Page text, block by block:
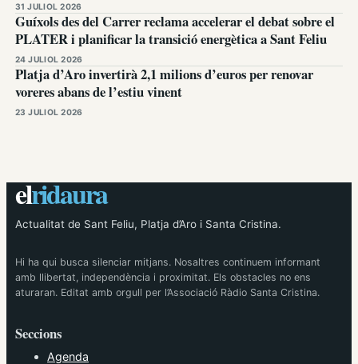
31 JULIOL 2026
Guíxols des del Carrer reclama accelerar el debat sobre el
PLATER i planificar la transició energètica a Sant Feliu
24 JULIOL 2026
Platja d’Aro invertirà 2,1 milions d’euros per renovar
voreres abans de l’estiu vinent
23 JULIOL 2026
elridaura
Actualitat de Sant Feliu, Platja d’Aro i Santa Cristina.
Hi ha qui busca silenciar mitjans. Nosaltres continuem informant
amb llibertat, independència i proximitat. Els obstacles no ens
aturaran. Editat amb orgull per l’Associació Ràdio Santa Cristina.
Seccions
Agenda